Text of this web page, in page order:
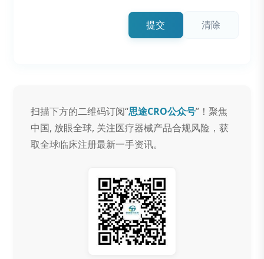
提交 清除
扫描下方的二维码订阅“思途CRO公众号”！聚焦
中国, 放眼全球, 关注医疗器械产品合规风险，获
取全球临床注册最新一手资讯。